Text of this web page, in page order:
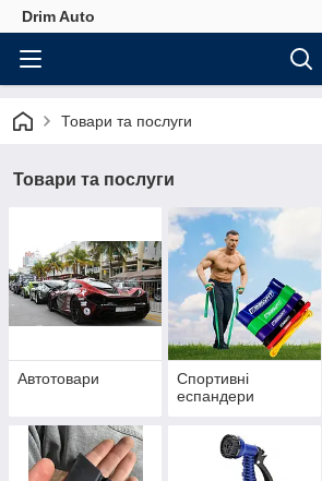
Drim Auto
Товари та послуги
Товари та послуги
Автотовари
Спортивні
еспандери